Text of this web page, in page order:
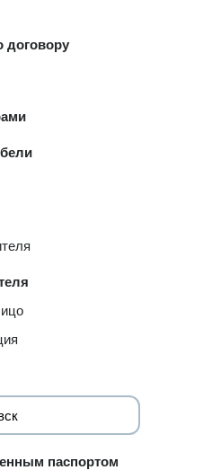
договору
паспортом